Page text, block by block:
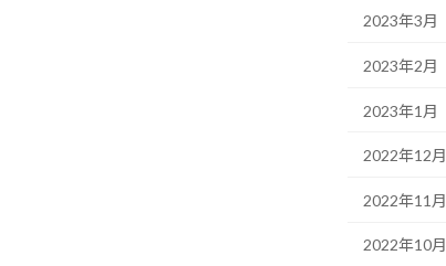
2023年3月
2023年2月
2023年1月
2022年12月
2022年11月
2022年10月